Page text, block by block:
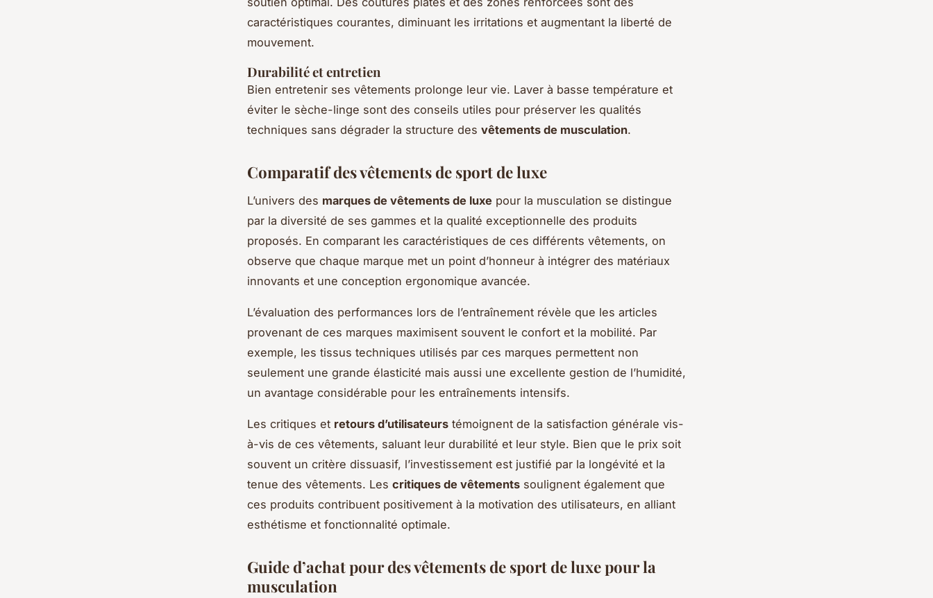
caractéristiques courantes, diminuant les irritations et augmentant la liberté de
mouvement.
Durabilité et entretien
Bien entretenir ses vêtements prolonge leur vie. Laver à basse température et
éviter le sèche-linge sont des conseils utiles pour préserver les qualités
techniques sans dégrader la structure des vêtements de musculation.
Comparatif des vêtements de sport de luxe
L’univers des marques de vêtements de luxe pour la musculation se distingue
par la diversité de ses gammes et la qualité exceptionnelle des produits
proposés. En comparant les caractéristiques de ces différents vêtements, on
observe que chaque marque met un point d’honneur à intégrer des matériaux
innovants et une conception ergonomique avancée.
L’évaluation des performances lors de l’entraînement révèle que les articles
provenant de ces marques maximisent souvent le confort et la mobilité. Par
exemple, les tissus techniques utilisés par ces marques permettent non
seulement une grande élasticité mais aussi une excellente gestion de l’humidité,
un avantage considérable pour les entraînements intensifs.
Les critiques et retours d’utilisateurs témoignent de la satisfaction générale vis-
à-vis de ces vêtements, saluant leur durabilité et leur style. Bien que le prix soit
souvent un critère dissuasif, l’investissement est justifié par la longévité et la
tenue des vêtements. Les critiques de vêtements soulignent également que
ces produits contribuent positivement à la motivation des utilisateurs, en alliant
esthétisme et fonctionnalité optimale.
Guide d’achat pour des vêtements de sport de luxe pour la
musculation